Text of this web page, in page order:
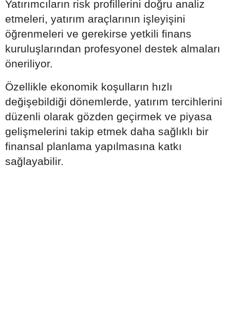
Yatırımcıların risk profillerini doğru analiz
etmeleri, yatırım araçlarının işleyişini
öğrenmeleri ve gerekirse yetkili finans
kuruluşlarından profesyonel destek almaları
öneriliyor.
Özellikle ekonomik koşulların hızlı
değişebildiği dönemlerde, yatırım tercihlerini
düzenli olarak gözden geçirmek ve piyasa
gelişmelerini takip etmek daha sağlıklı bir
finansal planlama yapılmasına katkı
sağlayabilir.